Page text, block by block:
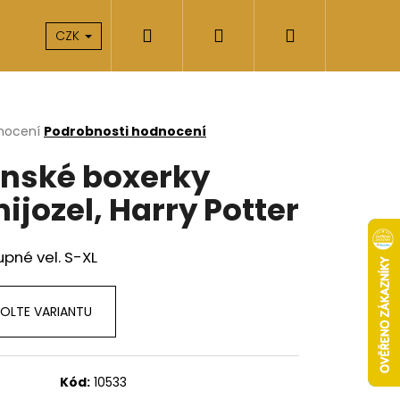
O nás
CZK Přihlášení
Podrobnosti hodnocení
boxerky
Harry Potter
vel. S-XL
VARIANTU
Kód: 10533